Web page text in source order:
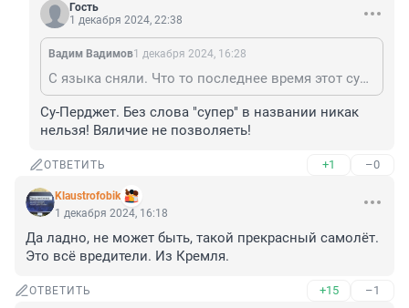
Гость
1 декабря 2024, 22:38
Вадим Вадимов1 декабря 2024, 16:28
C языка сняли. Что то последнее время этот суперджет ( с маленькой буквы) все надежней и надежней.
Су-Перджет. Без слова "супер" в названии никак
нельзя! Вяличие не позволяеть!
ОТВЕТИТЬ +1 –0
Klaustrofobik
1 декабря 2024, 16:18
Да ладно, не может быть, такой прекрасный самолёт.
Это всё вредители. Из Кремля.
ОТВЕТИТЬ +15 –1